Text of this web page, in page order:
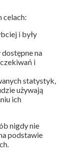
celach:
i były
na
i
statystyk,
używają
ich
nigdy nie
podstawie